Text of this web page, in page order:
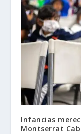
Infancias
Montserrat